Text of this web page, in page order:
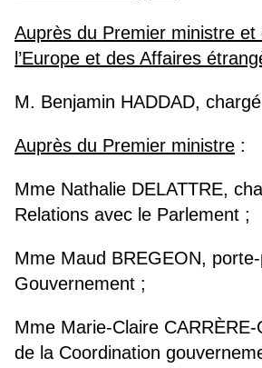
Auprès du Premier ministre et
l’Europe et des Affaires
M. Benjamin HADDAD,
Auprès du Premier ministre :
Mme Nathalie DELATTRE,
Relations avec le Parlement ;
Mme Maud BREGEON,
Gouvernement ;
Mme Marie-Claire
de la Coordination